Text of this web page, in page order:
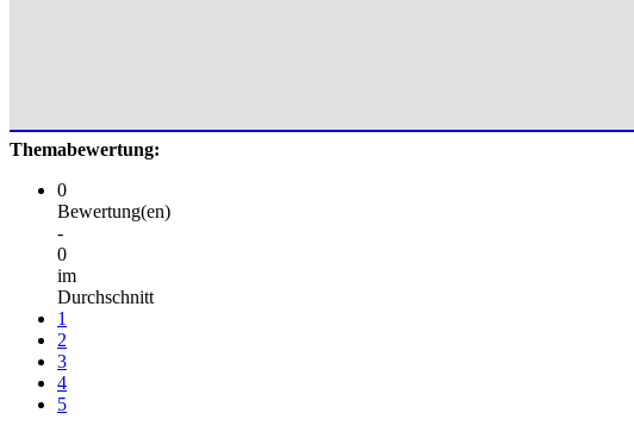
Themabewertung:
0
Bewertung(en)
-
0
im
Durchschnitt
1
2
3
4
5